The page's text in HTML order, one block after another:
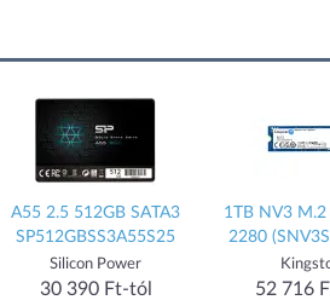
512GB SATA3
Power
390 Ft-tól
1TB NV3 M.2 PCIe M.2
2280 (SNV3S/1000G)
52 716 Ft-tól